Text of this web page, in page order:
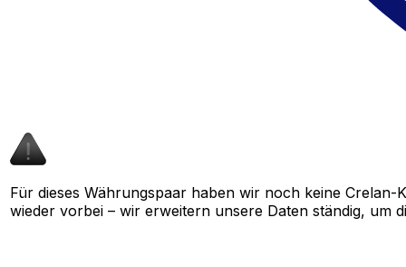
Für dieses Währungspaar haben wir noch keine
wieder vorbei – wir erweitern unsere Daten ständig, um